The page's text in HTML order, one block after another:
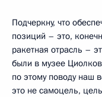
Подчеркну, что
позиций – это,
ракетная отрасль –
были в музее
по этому поводу наш
это не самоцель,